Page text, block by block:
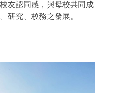
友認同感，與母校共同成
研究、校務之發展。